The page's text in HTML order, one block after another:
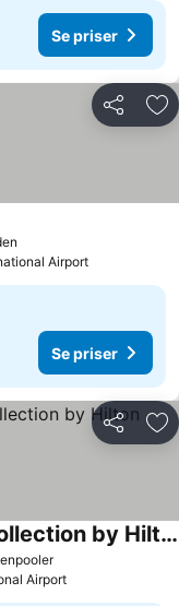
Se priser
Dela
Airport
Se priser
Dela
Aulus Chania Resort, Curio Collection by Hilton
Airport